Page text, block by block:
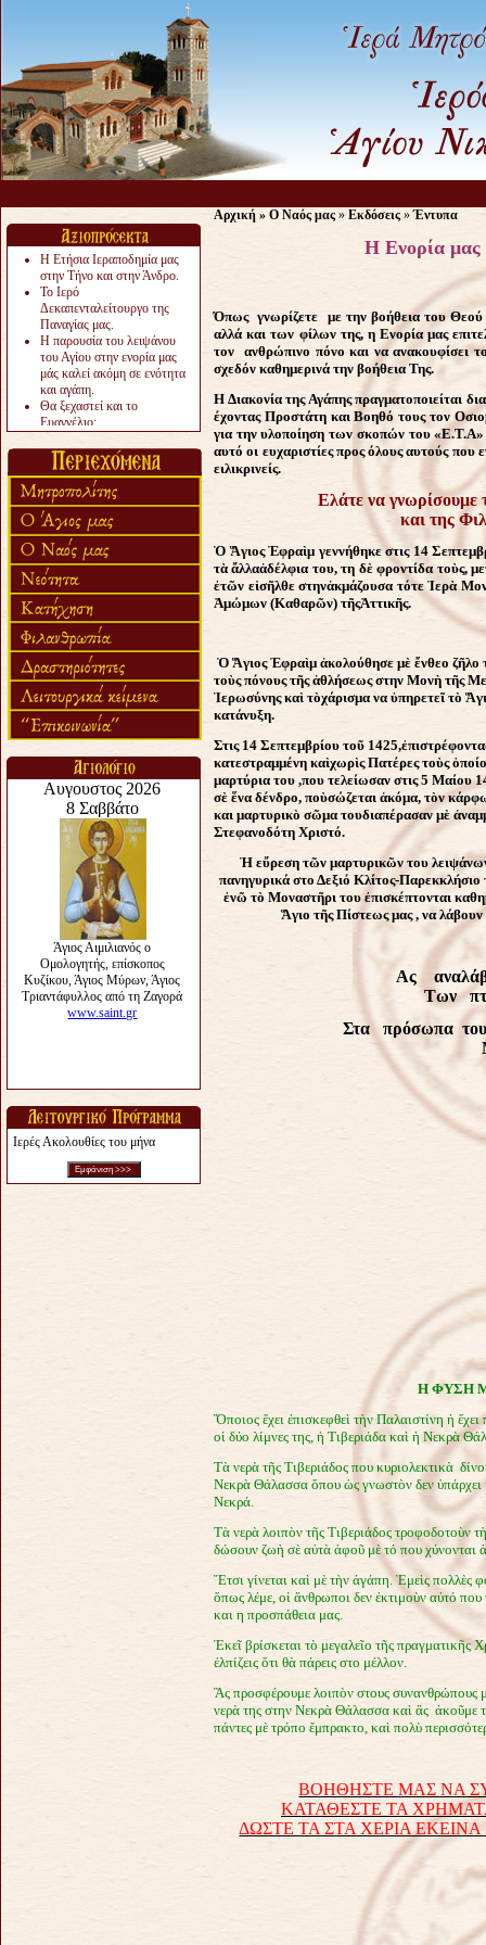
Η Ετήσια Ιεραποδημία μας
στην Τήνο και στην Άνδρο.
Το Ιερό
Δεκαπενταλείτουργο της
Παναγίας μας.
Η παρουσία του λειψάνου
του Αγίου στην ενορία μας
μάς καλεί ακόμη σε ενότητα
και αγάπη.
Θα ξεχαστεί και το
Ευαγγέλιο;
«πολύ αργά».
Ζητείται....
Ιερές Ακολουθίες του μήνα
Αρχική » Ο Ναός μας » Εκδόσεις»Έντυπα
Η Ενορία μας
Όπως γνωρίζετε με την βοήθεια του Θεού
αλλά και των φίλων της, η Ενορία μας
τον ανθρώπινο πόνο και να ανακουφίσει
σχεδόν καθημερινά την βοήθεια Της.
Η Διακονία της Αγάπης πραγματοποιείται
έχοντας Προστάτη και Βοηθό τους τον
για την υλοποίηση των σκοπών του«Ε.Τ.Α»
αυτό οι ευχαριστίες προς όλους αυτούς που
ειλικρινείς.
Ελάτε να
και της
Ὁ ἍγιοςἘφραὶμ γεννήθηκε στις 14
τὰ ἄλλαἀδέλφια του, τη δὲφροντίδα τοὺς,
ἐτῶν εἰσῆλθε στηνἀκμάζουσα τότεἹερὰ
Ἀμώμων (Καθαρῶν) τῆςἈττικῆς.
Ὁ ἍγιοςἘφραὶμἀκολούθησε μὲ ἔνθεο ζῆλο
τοὺς πόνους τῆςἀθλήσεως στην Μονὴ τῆς
Ἱερωσύνης καὶ τὸχάρισμα να ὑπηρετεῖ τὸ Ἅ
κατάνυξη.
Στις 14 Σεπτεμβρίου τοῦ 1425,ἐ
κατεστραμμένη καὶχωρὶς Πατέρες τοὺςὁ
μαρτύρια του ,που τελείωσαν στις 5 Μαίου
σὲ ἕνα δένδρο, ποὺσώζεται ἀκόμα, τὸν
και μαρτυρικὸ σῶμα τουδιαπέρασαν μὲ ἀ
Στεφανοδότη Χριστό.
Ἡ εὔρεση τῶν μαρτυρικῶν του
πανηγυρικά στο Δεξιό Κλίτος-
ἐνῶ τὸ Μοναστῆρι του ἐπισκέπτονται
Ἅγιο τῆς Πίστεως μας , να λάβουν
Aς
Των
Στα πρόσωπα
Η ΦΥΣΗ
Ὅποιος ἔχει ἐπισκεφθεὶ τὴν Παλαιστίνη ἡ
οἱ δύο λίμνες της, ἡ Τιβεριάδα καὶ ἡ Νεκρὰ
Τὰ νερὰ τῆς Τιβεριάδος που κυριολεκτικὰ
Νεκρὰ Θάλασσα ὅπου ὡς γνωστὸν δεν ὑπάρχει
Νεκρά.
Τὰ νερὰ λοιπὸν τῆς Τιβεριάδος
δώσουν ζωὴ σὲ αὐτὰ ἀφοῦ μὲ τό που χύνονται
Ἔτσι γίνεται καὶ μὲ τὴν ἀγάπη. Ἐμεὶς πολλὲς
ὅπως λέμε, οἱ ἄνθρωποι δεν ἐκτιμοὺν αὐτό
και η προσπάθεια μας.
Ἐκεῖ βρίσκεται τὸ μεγαλεῖο τῆς πραγματικῆς
ἐλπίζεις ὅτι θὰ πάρεις στο μέλλον.
Ἂς προσφέρουμε λοιπὸν στους
νερὰ της στην Νεκρὰ Θάλασσα καὶ ἂς ἀκοῦμε
πάντες μὲ τρόπο ἔμπρακτο, καὶ πολὺ
ΒΟΗΘΗΣΤΕ ΜΑΣ ΝΑ
ΚΑΤΑΘΕΣΤΕ ΤΑ
ΔΩΣΤΕ ΤΑ ΣΤΑ ΧΕΡΙΑ